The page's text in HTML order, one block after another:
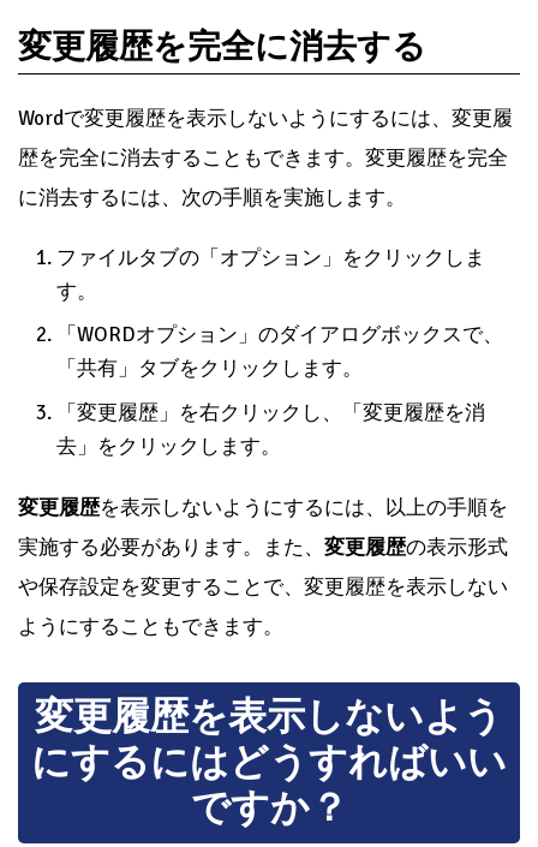
変更履歴を完全に消去する
Wordで変更履歴を表示しないようにするには、変更履
歴を完全に消去することもできます。変更履歴を完全
に消去するには、次の手順を実施します。
ファイルタブの「オプション」をクリックしま
す。
「WORDオプション」のダイアログボックスで、
「共有」タブをクリックします。
「変更履歴」を右クリックし、「変更履歴を消
去」をクリックします。
変更履歴を表示しないようにするには、以上の手順を
実施する必要があります。また、 変更履歴の表示形式
や保存設定を変更することで、変更履歴を表示しない
ようにすることもできます。
変更履歴を表示しないよう
にするにはどうすればいい
ですか？